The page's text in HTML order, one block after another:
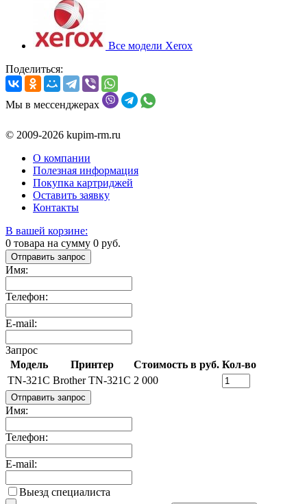
Все модели Xerox
Поделиться:
Мы в мессенджерах
© 2009-2026 kupim-rm.ru
О компании
Полезная информация
Покупка картриджей
Оставить заявку
Контакты
В вашей корзине:
0 товара на сумму 0 руб.
Отправить запрос
Имя:
Телефон:
E-mail:
Запрос
Модель
Принтер Стоимость в руб. Кол-во
TN-321C Brother TN-321C 2 000
Отправить запрос
Имя:
Телефон:
E-mail:
Выезд специалиста